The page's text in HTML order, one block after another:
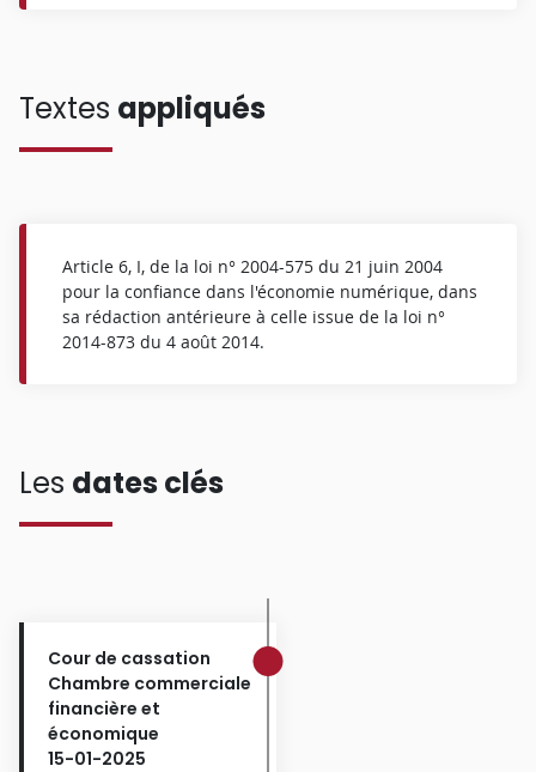
Textes appliqués
Article 6, I, de la loi n° 2004-575 du 21 juin 2004
pour la confiance dans l'économie numérique, dans
sa rédaction antérieure à celle issue de la loi n°
2014-873 du 4 août 2014.
Les dates clés
Cour de cassation
Chambre commerciale
financière et
économique
15-01-2025